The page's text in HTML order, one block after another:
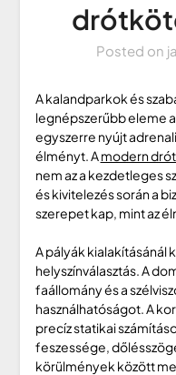
Posted on
A kalandparkok és
legnépszerűbb eleme
egyszerre nyújt
élményt. Amodern
nem az a kezdetleges
és kivitelezés során a
szerepet kap, mint az
A pályák
helyszínválasztás. A
faállomány és a
használhatóságot. A
precíz statikai
feszessége,
körülmények között